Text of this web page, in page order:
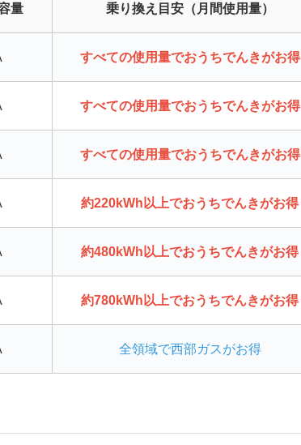
量 乗り換え目安（月間使用量）
すべての使用量でおうちでんきがお得
すべての使用量でおうちでんきがお得
すべての使用量でおうちでんきがお得
約220kWh以上でおうちでんきがお得
約480kWh以上でおうちでんきがお得
約780kWh以上でおうちでんきがお得
全領域で西部ガスがお得